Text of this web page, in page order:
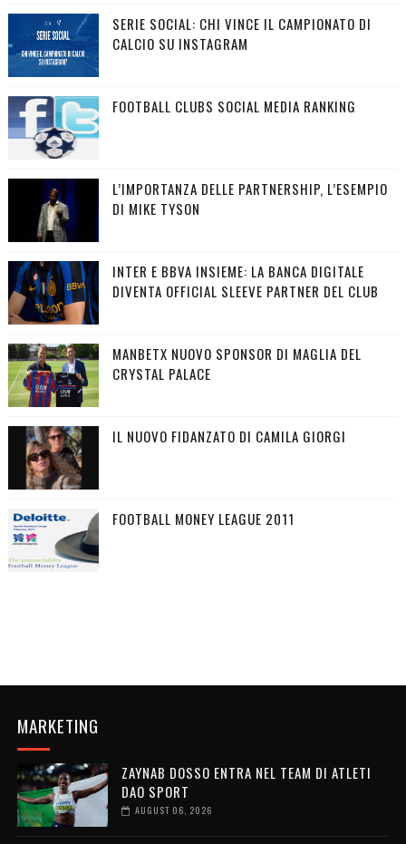
SERIE SOCIAL: CHI VINCE IL CAMPIONATO DI
CALCIO SU INSTAGRAM
FOOTBALL CLUBS SOCIAL MEDIA RANKING
L’IMPORTANZA DELLE PARTNERSHIP, L’ESEMPIO
DI MIKE TYSON
INTER E BBVA INSIEME: LA BANCA DIGITALE
DIVENTA OFFICIAL SLEEVE PARTNER DEL CLUB
MANBETX NUOVO SPONSOR DI MAGLIA DEL
CRYSTAL PALACE
IL NUOVO FIDANZATO DI CAMILA GIORGI
FOOTBALL MONEY LEAGUE 2011
MARKETING
ZAYNAB DOSSO ENTRA NEL TEAM DI ATLETI
DAO SPORT
AUGUST 06, 2026